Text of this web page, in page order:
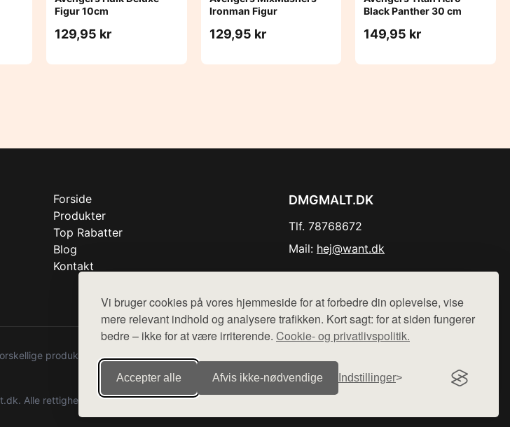
Vi bruger cookies på vores hjemmeside for at forbedre din oplevelse, vise
mere relevant indhold og analysere trafikken. Kort sagt: for at siden fungerer
bedre – ikke for at være irriterende. Cookie- og privatlivspolitik.
Accepter alle Afvis ikke‑nødvendige Indstillinger
Figur 10cm
129,95 kr
Ironman Figur
129,95 kr
Black Panther 30 cm
149,95 kr
Forside
Produkter
Top Rabatter
Blog
Kontakt
DMGMALT.DK
Tlf. 78768672
Mail: hej@want.dk
produkter fra diverse webshops. Der sælges ikke varer fra denne side - vi henviser til de shops,
Alle rettigheder forbeholdes.